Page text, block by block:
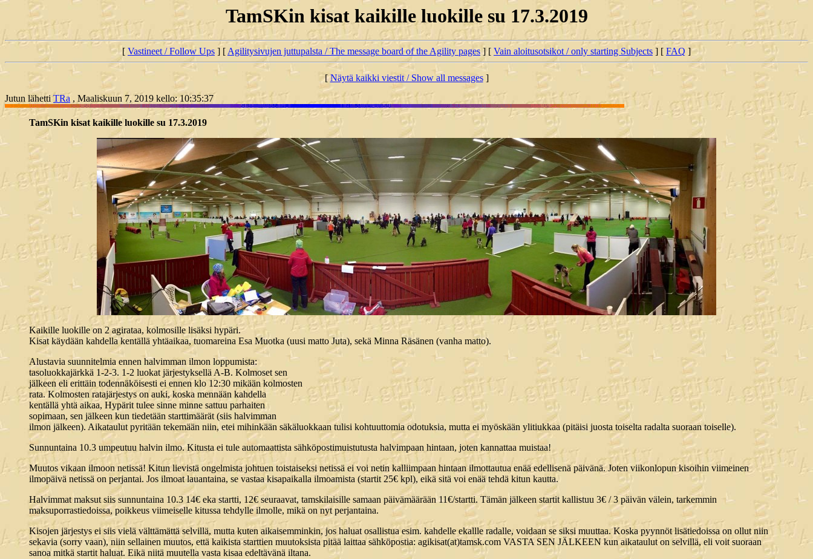
TamSKin kisat kaikille luokille su 17.3.2019
[ Vastineet / Follow Ups ] [Agilitysivujen juttupalsta / The message board of the Agility pages] [ Vain aloitusotsikot / only starting Subjects ] [ FAQ ]
[Näytä kaikki viestit / Show all messages]
Jutun lähettiTRa , Maaliskuun 7, 2019 kello: 10:35:37
TamSKin kisat kaikille luokille su 17.3.2019
Kaikille luokille on 2 agirataa, kolmosille lisäksi hypäri.
Kisat käydään kahdella kentällä yhtäaikaa, tuomareina Esa Muotka (uusi matto Juta), sekä Minna Räsänen (vanha matto).
Alustavia suunnitelmia ennen halvimman ilmon loppumista:
tasoluokkajärkkä 1-2-3. 1-2 luokat järjestyksellä A-B. Kolmoset sen
jälkeen eli erittäin todennäköisesti ei ennen klo 12:30 mikään kolmosten
rata. Kolmosten ratajärjestys on auki, koska mennään kahdella
kentällä yhtä aikaa, Hypärit tulee sinne minne sattuu parhaiten
sopimaan, sen jälkeen kun tiedetään starttimäärät (siis halvimman
ilmon jälkeen). Aikataulut pyritään tekemään niin, etei mihinkään säkäluokkaan tulisi kohtuuttomia odotuksia, mutta ei myöskään ylitiukkaa (pitäisi juosta toiselta radalta suoraan toiselle).
Sunnuntaina 10.3 umpeutuu halvin ilmo. Kitusta ei tule automaattista sähköpostimuistutusta halvimpaan hintaan, joten kannattaa muistaa!
Muutos vikaan ilmoon netissä! Kitun lievistä ongelmista johtuen toistaiseksi netissä ei voi netin kalliimpaan hintaan ilmottautua enää edellisenä päivänä. Joten viikonlopun kisoihin viimeinen
ilmopäivä netissä on perjantai. Jos ilmoat lauantaina, se vastaa kisapaikalla ilmoamista (startit 25€ kpl), eikä sitä voi enää tehdä kitun kautta.
Halvimmat maksut siis sunnuntaina 10.3 14€ eka startti, 12€ seuraavat, tamskilaisille samaan päivämäärään 11€/startti. Tämän jälkeen startit kallistuu 3€ / 3 päivän välein, tarkemmin
maksuporrastiedoissa, poikkeus viimeiselle kitussa tehdylle ilmolle, mikä on nyt perjantaina.
Kisojen järjestys ei siis vielä välttämättä selvillä, mutta kuten aikaisemminkin, jos haluat osallistua esim. kahdelle ekallle radalle, voidaan se siksi muuttaa. Koska pyynnöt lisätiedoissa on ollut niin
sekavia (sorry vaan), niin sellainen muutos, että kaikista starttien muutoksista pitää laittaa sähköpostia: agikisat(at)tamsk.com VASTA SEN JÄLKEEN kun aikataulut on selvillä, eli voit suoraan
sanoa mitkä startit haluat. Eikä niitä muutella vasta kisaa edeltävänä iltana.